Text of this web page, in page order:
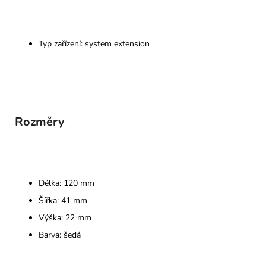
Typ zařízení: system extension
Rozměry
Délka: 120 mm
Šířka: 41 mm
Výška: 22 mm
Barva: šedá